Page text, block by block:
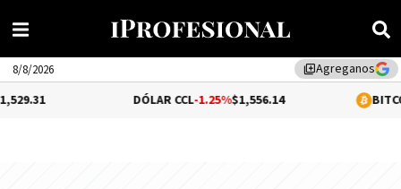
library_addAgreganos
8/8/2026
-1.25%$1,556.14 BITCOIN0.14%